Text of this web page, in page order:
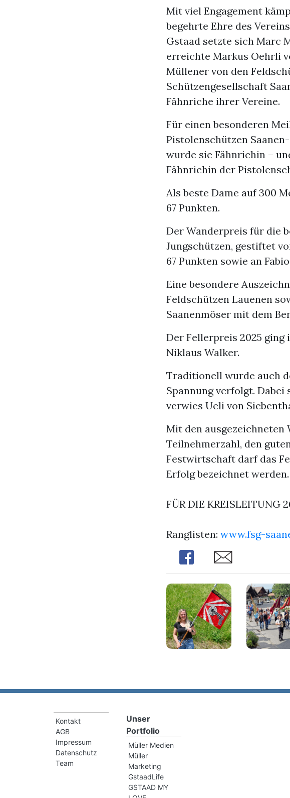
Mit viel Engagement
begehrte Ehre des
Gstaad setzte sich Marc
erreichte Markus Oehrli
Müllener von den
Schützengesellschaft
Fähnriche ihrer Vereine.
Für einen besonderen
Pistolenschützen
wurde sie Fähnrichin –
Fähnrichin der
Als beste Dame auf 300
67 Punkten.
Der Wanderpreis für die
Jungschützen, gestiftet
67 Punkten sowie an
Eine besondere
Feldschützen Lauenen
Saanenmöser mit dem
Der Fellerpreis 2025
Niklaus Walker.
Traditionell wurde auch
Spannung verfolgt.
verwies Ueli von
Mit den ausgezeichneten
Teilnehmerzahl, den
Festwirtschaft darf das
Erfolg bezeichnet werden.
FÜR DIE KREISLEITUNG
Ranglisten: www.fsg-
Share
Share
Kontakt
AGB
Impressum
Datenschutz
Team
Unser
Portfolio
Müller Medien
Müller
Marketing
GstaadLife
GSTAAD MY